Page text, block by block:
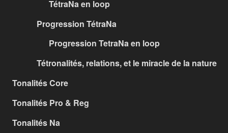
TétraNa en loop
Progression TétraNa
Progression TetraNa en loop
Tétronalités, relations, et le miracle de la nature
Tonalités Core
Tonalités Pro & Reg
Tonalités Na